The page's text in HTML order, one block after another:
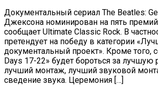
Документальный сериал The Beatles:
Джексона номинирован на пять
сообщает Ultimate Classic Rock. В
претендует на победу в категории
документальный проект». Кроме того,
Days 17-22» будет бороться за лучшую
лучший монтаж, лучший звуковой
сведение звука. Церемония […]